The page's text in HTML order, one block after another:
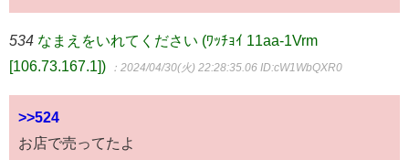
534 なまえをいれてください (ﾜｯﾁｮｲ 11aa-1Vrm
[106.73.167.1])
：2024/04/30(火) 22:28:35.06 ID:cW1WbQXR0
>>524
お店で売ってたよ